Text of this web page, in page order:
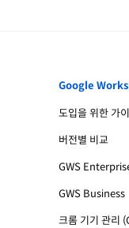
Google
도입을 위한 가
버전별 비교
GWS
GWS Business
크롬 기기 관리